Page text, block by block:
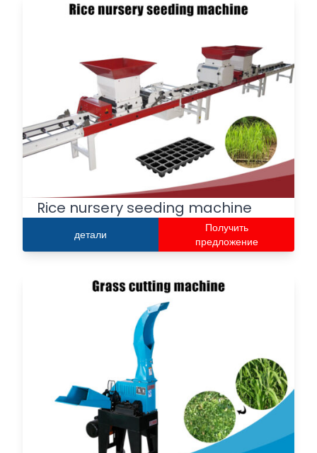
Rice nursery seeding machine
детали
Получить
предложение